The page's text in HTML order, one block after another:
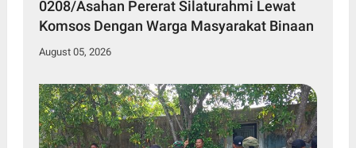
0208/Asahan Pererat Silaturahmi Lewat
Komsos Dengan Warga Masyarakat Binaan
August 05, 2026